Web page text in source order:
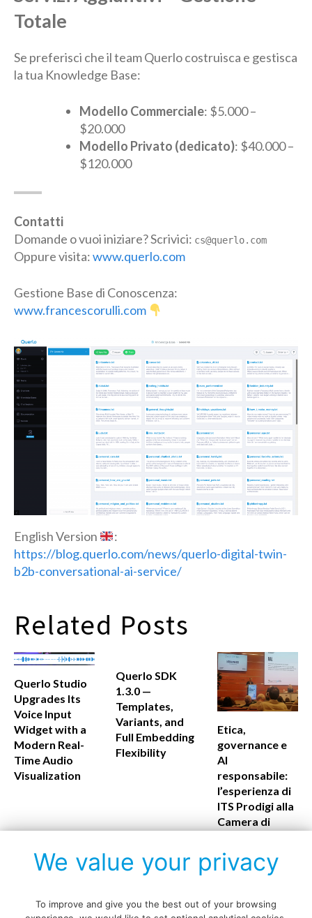
Totale
Se preferisci che il team Querlo costruisca e gestisca
la tua Knowledge Base:
Modello Commerciale: $5.000 –
$20.000
Modello Privato (dedicato): $40.000 –
$120.000
Contatti
Domande o vuoi iniziare? Scrivici: cs@querlo.com
Oppure visita:www.querlo.com
Gestione Base di Conoscenza:
www.francescorulli.com
English Version
:
https://blog.querlo.com/news/querlo-digital-twin-
b2b-conversational-ai-service/
Related Posts
Querlo Studio
Upgrades Its
Voice Input
Widget with a
Modern Real-
Time Audio
Visualization
Querlo SDK
1.3.0 —
Templates,
Variants, and
Full Embedding
Flexibility
Etica,
governance e
AI
responsabile:
l’esperienza di
ITS Prodigi alla
Camera di
Firenze
We value your privacy
To improve and give you the best out of your browsing